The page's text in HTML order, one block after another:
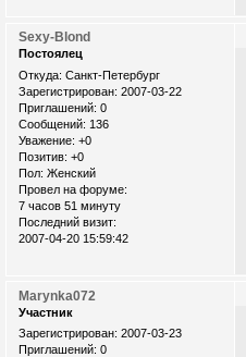
Sexy-Blond
Постоялец
Откуда: Санкт-Петербург
Зарегистрирован: 2007-03-22
Приглашений: 0
Сообщений: 136
Уважение: +0
Позитив: +0
Пол: Женский
Провел на форуме:
7 часов 51 минуту
Последний визит:
2007-04-20 15:59:42
Marynka072
Участник
Зарегистрирован: 2007-03-23
Приглашений: 0